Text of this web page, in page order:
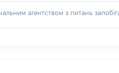
агентством з питань